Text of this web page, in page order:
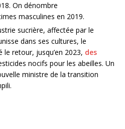
On dénombre
masculines en 2019.
sucrière, affectée par le
dans ses cultures, le
retour, jusqu’en 2023, des
nocifs pour les abeilles. Un
ministre de la transition